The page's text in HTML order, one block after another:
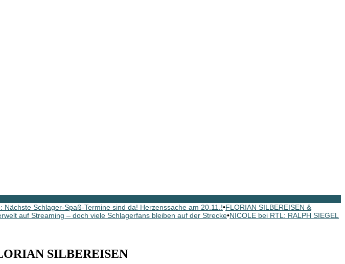
Nächste Schlager-Spaß-Termine sind da! Herzenssache am 20.11.!•FLORIAN SILBEREISEN &
auf Streaming – doch viele Schlagerfans bleiben auf der Strecke•NICOLE bei RTL: RALPH SIEGEL
SILBEREISEN